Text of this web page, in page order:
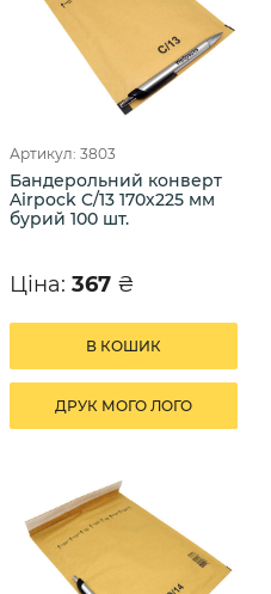
Артикул: 3803
Бандерольний конверт
Airpock C/13 170х225 мм
бурий 100 шт.
Ціна: 367 ₴
В КОШИК
ДРУК МОГО ЛОГО